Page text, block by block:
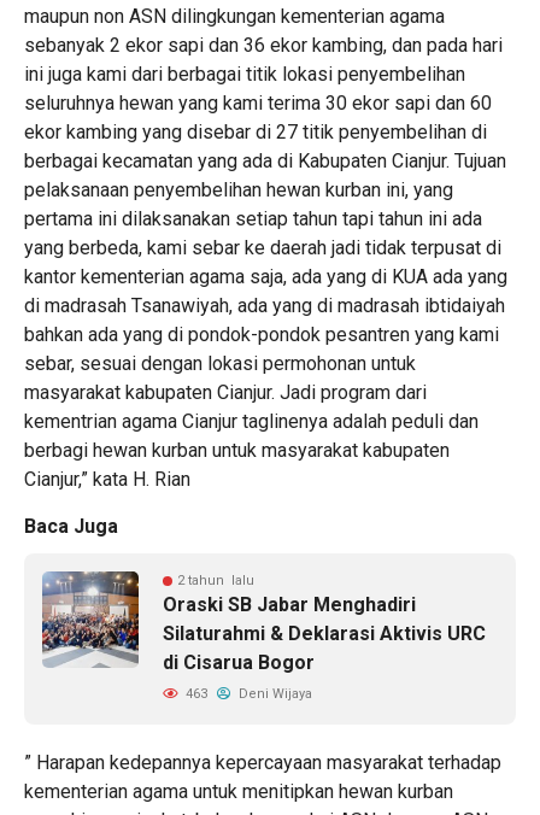
maupun non ASN dilingkungan kementerian agama
sebanyak 2 ekor sapi dan 36 ekor kambing, dan pada hari
ini juga kami dari berbagai titik lokasi penyembelihan
seluruhnya hewan yang kami terima 30 ekor sapi dan 60
ekor kambing yang disebar di 27 titik penyembelihan di
berbagai kecamatan yang ada di Kabupaten Cianjur. Tujuan
pelaksanaan penyembelihan hewan kurban ini, yang
pertama ini dilaksanakan setiap tahun tapi tahun ini ada
yang berbeda, kami sebar ke daerah jadi tidak terpusat di
kantor kementerian agama saja, ada yang di KUA ada yang
di madrasah Tsanawiyah, ada yang di madrasah ibtidaiyah
bahkan ada yang di pondok-pondok pesantren yang kami
sebar, sesuai dengan lokasi permohonan untuk
masyarakat kabupaten Cianjur. Jadi program dari
kementrian agama Cianjur taglinenya adalah peduli dan
berbagi hewan kurban untuk masyarakat kabupaten
Cianjur,” kata H. Rian
Baca Juga
2 tahun lalu
Oraski SB Jabar Menghadiri
Silaturahmi & Deklarasi Aktivis URC
di Cisarua Bogor
463 Deni Wijaya
” Harapan kedepannya kepercayaan masyarakat terhadap
kementerian agama untuk menitipkan hewan kurban